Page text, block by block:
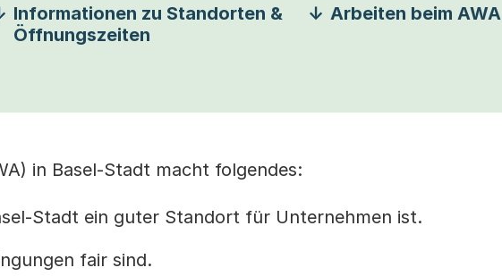
Informationen zu Standorten &
Öffnungszeiten
Arbeiten beim AWA
in Basel-Stadt macht folgendes:
Stadt ein guter Standort für Unternehmen ist.
fair sind.